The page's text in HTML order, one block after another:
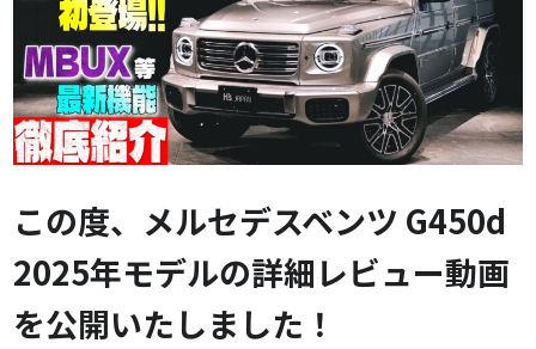
この度、メルセデスベンツ G450d
2025年モデルの詳細レビュー動画
を公開いたしました！